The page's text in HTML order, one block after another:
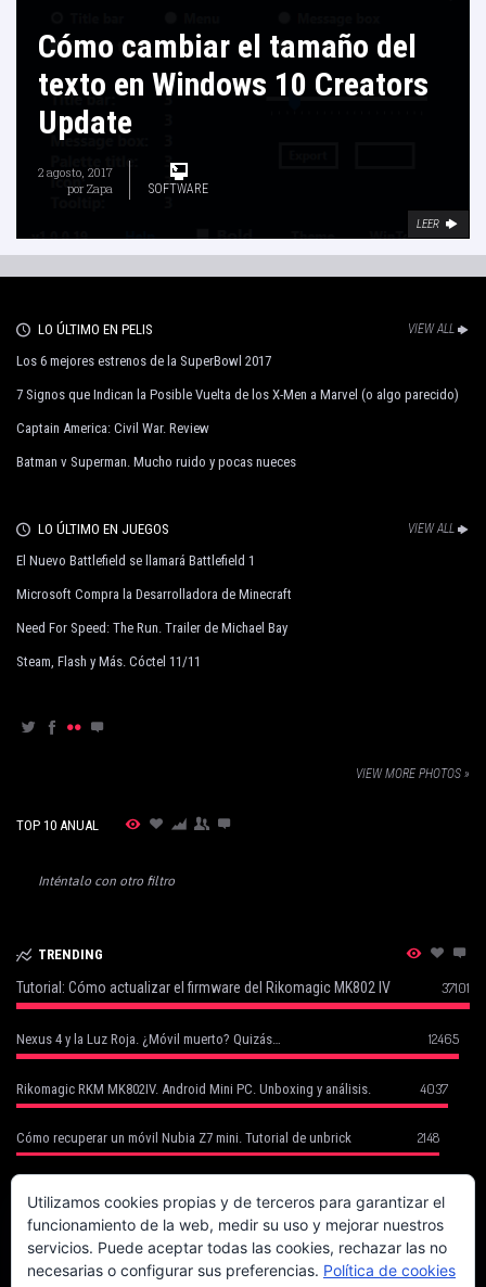
Cómo cambiar el tamaño del
texto en Windows 10 Creators
Update
2 agosto, 2017
por Zapa SOFTWARE
LEER
LO ÚLTIMO EN PELIS VIEW ALL
Los 6 mejores estrenos de la SuperBowl 2017
7 Signos que Indican la Posible Vuelta de los X-Men a Marvel (o algo parecido)
Captain America: Civil War. Review
Batman v Superman. Mucho ruido y pocas nueces
LO ÚLTIMO EN JUEGOS VIEW ALL
El Nuevo Battlefield se llamará Battlefield 1
Microsoft Compra la Desarrolladora de Minecraft
Need For Speed: The Run. Trailer de Michael Bay
Steam, Flash y Más. Cóctel 11/11
VIEW MORE PHOTOS »
TOP 10 ANUAL
Inténtalo con otro filtro
TRENDING
Tutorial: Cómo actualizar el firmware del Rikomagic MK802 IV 37101
Nexus 4 y la Luz Roja. ¿Móvil muerto? Quizás… 12465
Rikomagic RKM MK802IV. Android Mini PC. Unboxing y análisis. 4037
Cómo recuperar un móvil Nubia Z7 mini. Tutorial de unbrick 2148
real)
1752
Canon EOS 70D. La fiera del enfoque. 1702
Utilizamos cookies propias y de terceros para garantizar el
funcionamiento de la web, medir su uso y mejorar nuestros
servicios. Puede aceptar todas las cookies, rechazar las no
necesarias o configurar sus preferencias. Política de cookies